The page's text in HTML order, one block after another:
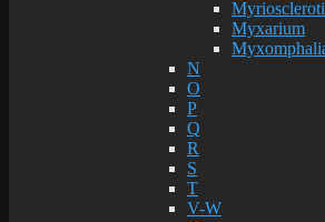
Myxarium
N
O
P
Q
R
S
T
V-W